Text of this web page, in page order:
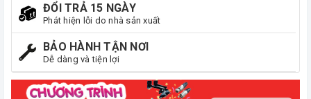
ĐỔI TRẢ 15 NGÀY
Phát hiện lỗi do nhà sản xuất
BẢO HÀNH TẬN NƠI
Dễ dàng và tiện lợi